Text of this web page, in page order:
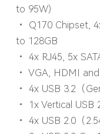
to 95W)
• Q170 Chipset,
to 128GB
• 4x RJ45, 5x
• VGA, HDMI
• 4x USB 3.2（
• 1x Vertical USB
• 4x USB 2.0（